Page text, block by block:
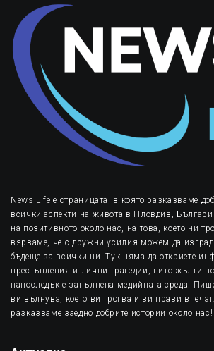
News Life е страницата, в която разказваме
всички аспекти на живота в Пловдив,
на позитивното около нас, на това, което ни
вярваме, че с дружни усилия можем да
бъдеще за всички ни. Тук няма да откриете
престъпления и лични трагедии, нито жълти
напоследък е запълнена медийната среда.
ви вълнува, което ви трогва и ви прави
разказваме заедно добрите истории около нас!